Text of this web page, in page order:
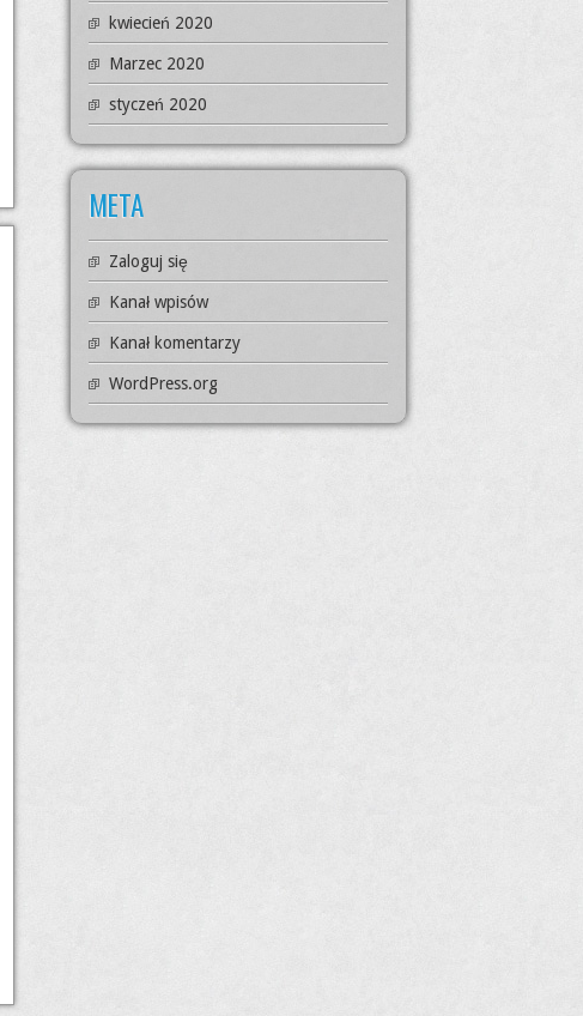
kwiecień 2020
Marzec 2020
styczeń 2020
META
Zaloguj się
Kanał wpisów
Kanał komentarzy
WordPress.org